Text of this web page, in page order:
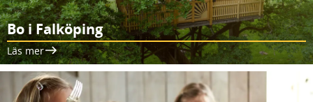
Bo i Falköping
Läs mer